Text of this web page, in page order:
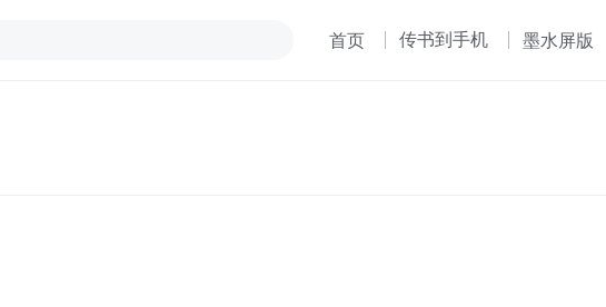
首页 传书到手机 墨水屏版